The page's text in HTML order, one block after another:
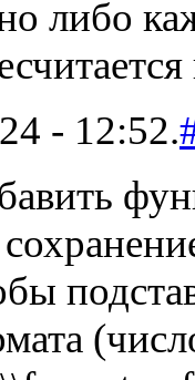
либо
- 12:52.